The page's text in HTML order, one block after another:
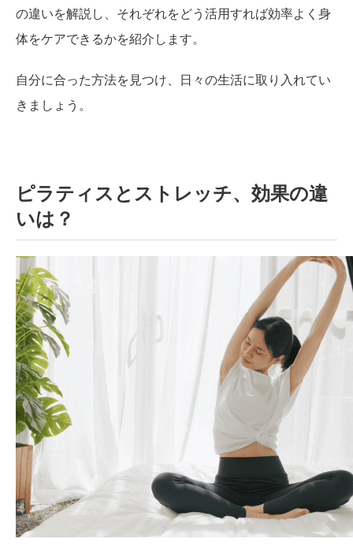
の違いを解説し、それぞれをどう活用すれば効率よく身
体をケアできるかを紹介します。
自分に合った方法を見つけ、日々の生活に取り入れてい
きましょう。
ピラティスとストレッチ、効果の違
いは？